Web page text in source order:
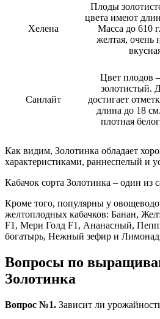
Хелена
Плоды
цвета имеют
Масса до 610
желтая, очень
Санлайт
Цвет плодов
золотистый.
достигает
длина до 18
плотная
Как видим, Золотинка обладает
характеристиками, раннеспелый и
Кабачок сорта Золотинка – один из
Кроме того, популярны у
желтоплодных кабачков: Банан,
F1, Мери Голд F1, Ананасный,
богатырь, Нежный зефир и
Вопросы по
Золотинка
Вопрос №1. Зависит ли